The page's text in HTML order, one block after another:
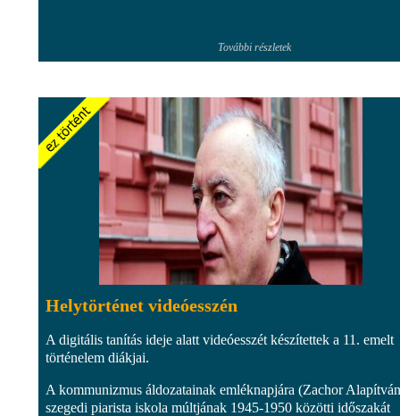
További részletek
Helytörténet videóesszén
A digitális tanítás ideje alatt videóesszét készítettek a 11. emelt
történelem diákjai.
A kommunizmus áldozatainak emléknapjára (Zachor
szegedi piarista iskola múltjának 1945-1950 közötti időszakát